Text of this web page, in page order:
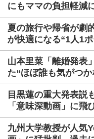
にもママの負担軽減
夏の旅行や帰省が劇
が快適になる“1人1
山本里菜「離婚発表
た“ほぼ誰も気がつ
目黒蓮の重大発表
「意味深動画」に飛
九州大学教授が人気